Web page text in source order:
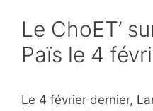
Le ChoET’
Païs le 4
Le 4 février dernier,